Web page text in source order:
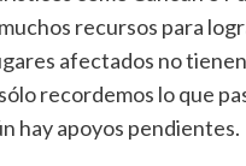
recursos para
afectados no
recordemos lo que
hay apoyos pendientes.